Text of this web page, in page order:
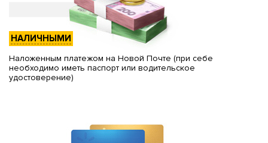
НАЛИЧНЫМИ
Наложенным платежом на Новой Почте (при себе
необходимо иметь паспорт или водительское
удостоверение)